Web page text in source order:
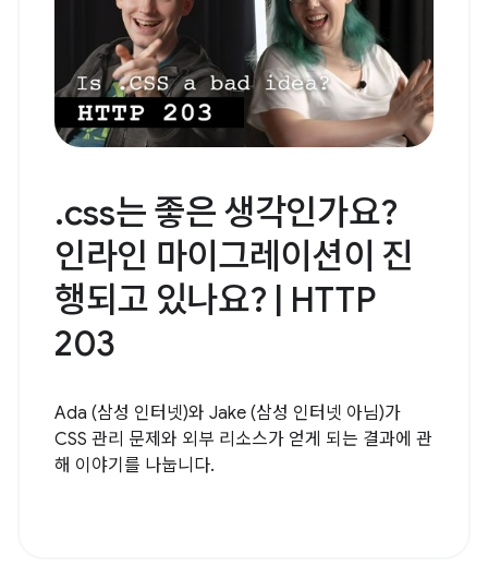
.css는 좋은 생각인가요?
인라인 마이그레이션이 진
행되고 있나요? | HTTP
203
Ada (삼성 인터넷)와 Jake (삼성 인터넷 아님)가
CSS 관리 문제와 외부 리소스가 얻게 되는 결과에 관
해 이야기를 나눕니다.